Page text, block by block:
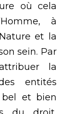
où cela
à
et la
sein. Par
la
entités
bel et bien